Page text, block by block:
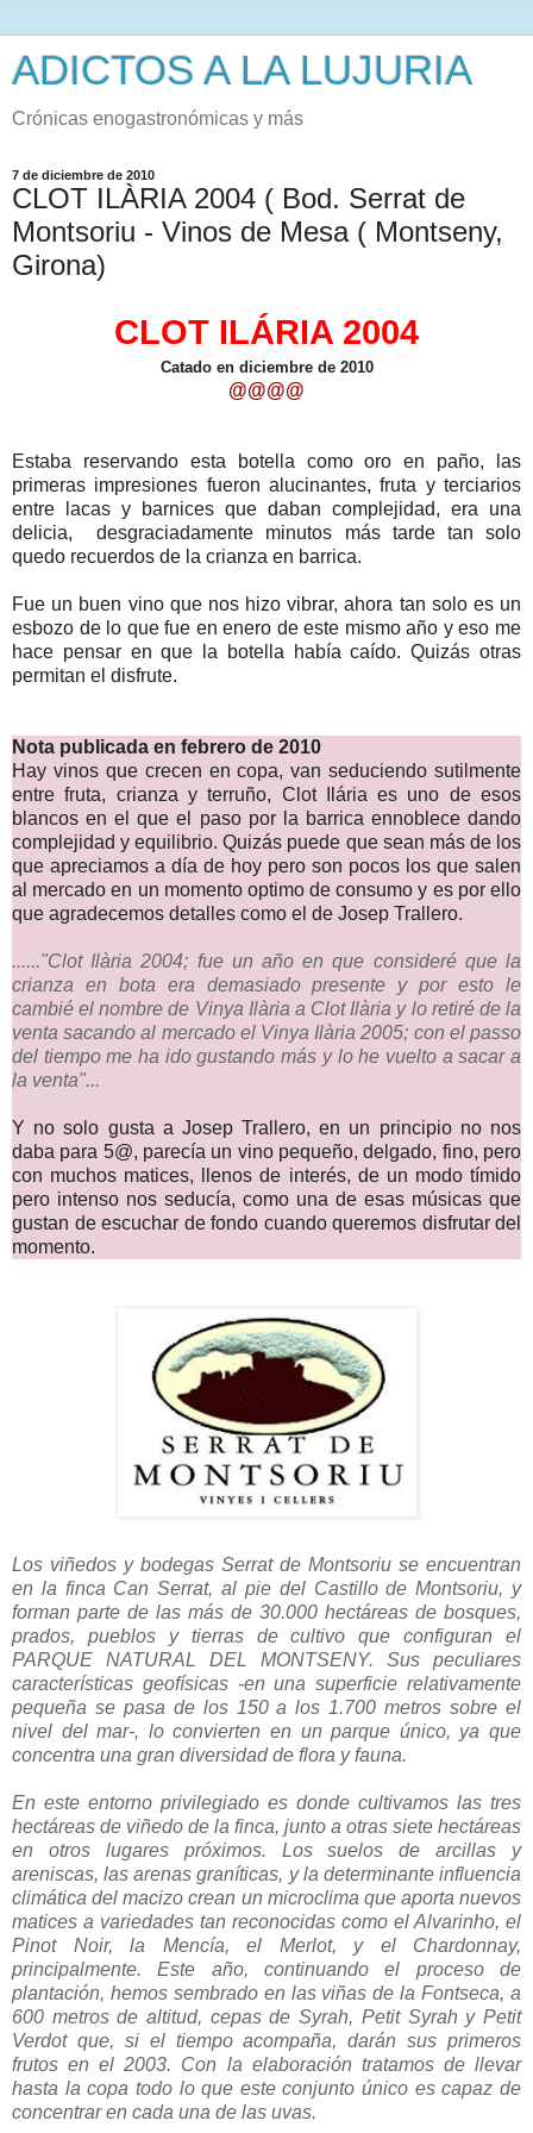
ADICTOS A LA LUJURIA
Crónicas enogastronómicas y más
7 de diciembre de 2010
CLOT ILÀRIA 2004 ( Bod. Serrat de
Montsoriu - Vinos de Mesa ( Montseny,
Girona)
CLOT ILÁRIA 2004
Catado en diciembre de 2010
@@@@
Estaba reservando esta botella como oro en paño, las
primeras impresiones fueron alucinantes, fruta y terciarios
entre lacas y barnices que daban complejidad, era una
delicia, desgraciadamente minutos más tarde tan solo
quedo recuerdos de la crianza en barrica.
Fue un buen vino que nos hizo vibrar, ahora tan solo es un
esbozo de lo que fue en enero de este mismo año y eso me
hace pensar en que la botella había caído. Quizás otras
permitan el disfrute.
Nota publicada en febrero de 2010
Hay vinos que crecen en copa, van seduciendo sutilmente
entre fruta, crianza y terruño, Clot Ilária es uno de esos
blancos en el que el paso por la barrica ennoblece dando
complejidad y equilibrio. Quizás puede que sean más de los
que apreciamos a día de hoy pero son pocos los que salen
al mercado en un momento optimo de consumo y es por ello
que agradecemos detalles como el de Josep Trallero.
......"Clot Ilària 2004; fue un año en que consideré que la
crianza en bota era demasiado presente y por esto le
cambié el nombre de Vinya Ilària a Clot Ilària y lo retiré de la
venta sacando al mercado el Vinya Ilària 2005; con el passo
del tiempo me ha ido gustando más y lo he vuelto a sacar a
la venta"...
Y no solo gusta a Josep Trallero, en un principio no nos
daba para 5@, parecía un vino pequeño, delgado, fino, pero
con muchos matices, llenos de interés, de un modo tímido
pero intenso nos seducía, como una de esas músicas que
gustan de escuchar de fondo cuando queremos disfrutar del
momento.
Los viñedos y bodegas Serrat de Montsoriu se encuentran
en la finca Can Serrat, al pie del Castillo de Montsoriu, y
forman parte de las más de 30.000 hectáreas de bosques,
prados, pueblos y tierras de cultivo que configuran el
PARQUE NATURAL DEL MONTSENY. Sus peculiares
características geofísicas -en una superficie relativamente
pequeña se pasa de los 150 a los 1.700 metros sobre el
nivel del mar-, lo convierten en un parque único, ya que
concentra una gran diversidad de flora y fauna.
En este entorno privilegiado es donde cultivamos las tres
hectáreas de viñedo de la finca, junto a otras siete hectáreas
en otros lugares próximos. Los suelos de arcillas y
areniscas, las arenas graníticas, y la determinante influencia
climática del macizo crean un microclima que aporta nuevos
matices a variedades tan reconocidas como el Alvarinho, el
Pinot Noir, la Mencía, el Merlot, y el Chardonnay,
principalmente. Este año, continuando el proceso de
plantación, hemos sembrado en las viñas de la Fontseca, a
600 metros de altitud, cepas de Syrah, Petit Syrah y Petit
Verdot que, si el tiempo acompaña, darán sus primeros
frutos en el 2003. Con la elaboración tratamos de llevar
hasta la copa todo lo que este conjunto único es capaz de
concentrar en cada una de las uvas.